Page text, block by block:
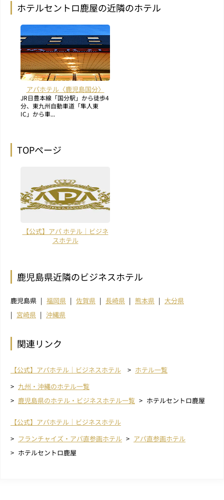
ホテルセントロ鹿屋の近隣のホテル
アパホテル〈鹿児島国分〉
JR日豊本線「国分駅」から徒歩4
分、東九州自動車道「隼人東
IC」から車...
TOPページ
【公式】アパ ホテル｜ビジネ
スホテル
鹿児島県近隣のビジネスホテル
鹿児島県 福岡県 佐賀県 長崎県 熊本県
大分県
宮崎県
沖縄県
関連リンク
【公式】アパホテル｜ビジネスホテル
ホテル一覧
九州・沖縄のホテル一覧
鹿児島県のホテル・ビジネスホテル一覧
ホテルセントロ鹿屋
【公式】アパホテル｜ビジネスホテル
フランチャイズ・アパ直参画ホテル
アパ直参画ホテル
ホテルセントロ鹿屋